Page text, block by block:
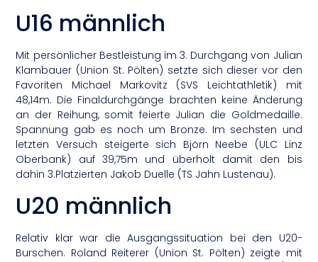
U16 männlich
Mit persönlicher Bestleistung im 3. Durchgang von Julian
Klambauer (Union St. Pölten) setzte sich dieser vor den
Favoriten Michael Markovitz (SVS Leichtathletik) mit
48,14m. Die Finaldurchgänge brachten keine Änderung
an der Reihung, somit feierte Julian die Goldmedaille.
Spannung gab es noch um Bronze. Im sechsten und
letzten Versuch steigerte sich Björn Neebe (ULC Linz
Oberbank) auf 39,75m und überholt damit den bis
dahin 3.Platzierten Jakob Duelle (TS Jahn Lustenau).
U20 männlich
Relativ klar war die Ausgangssituation bei den U20-
Burschen. Roland Reiterer (Union St. Pölten) zeigte mit